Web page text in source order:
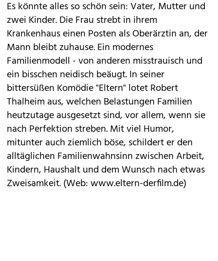
Es könnte alles so schön sein: Vater, Mutter und
zwei Kinder. Die Frau strebt in ihrem
Krankenhaus einen Posten als Oberärztin an, der
Mann bleibt zuhause. Ein modernes
Familienmodell - von anderen misstrauisch und
ein bisschen neidisch beäugt. In seiner
bittersüßen Komödie "Eltern" lotet Robert
Thalheim aus, welchen Belastungen Familien
heutzutage ausgesetzt sind, vor allem, wenn sie
nach Perfektion streben. Mit viel Humor,
mitunter auch ziemlich böse, schildert er den
alltäglichen Familienwahnsinn zwischen Arbeit,
Kindern, Haushalt und dem Wunsch nach etwas
Zweisamkeit. (Web:www.eltern-derfilm.de)